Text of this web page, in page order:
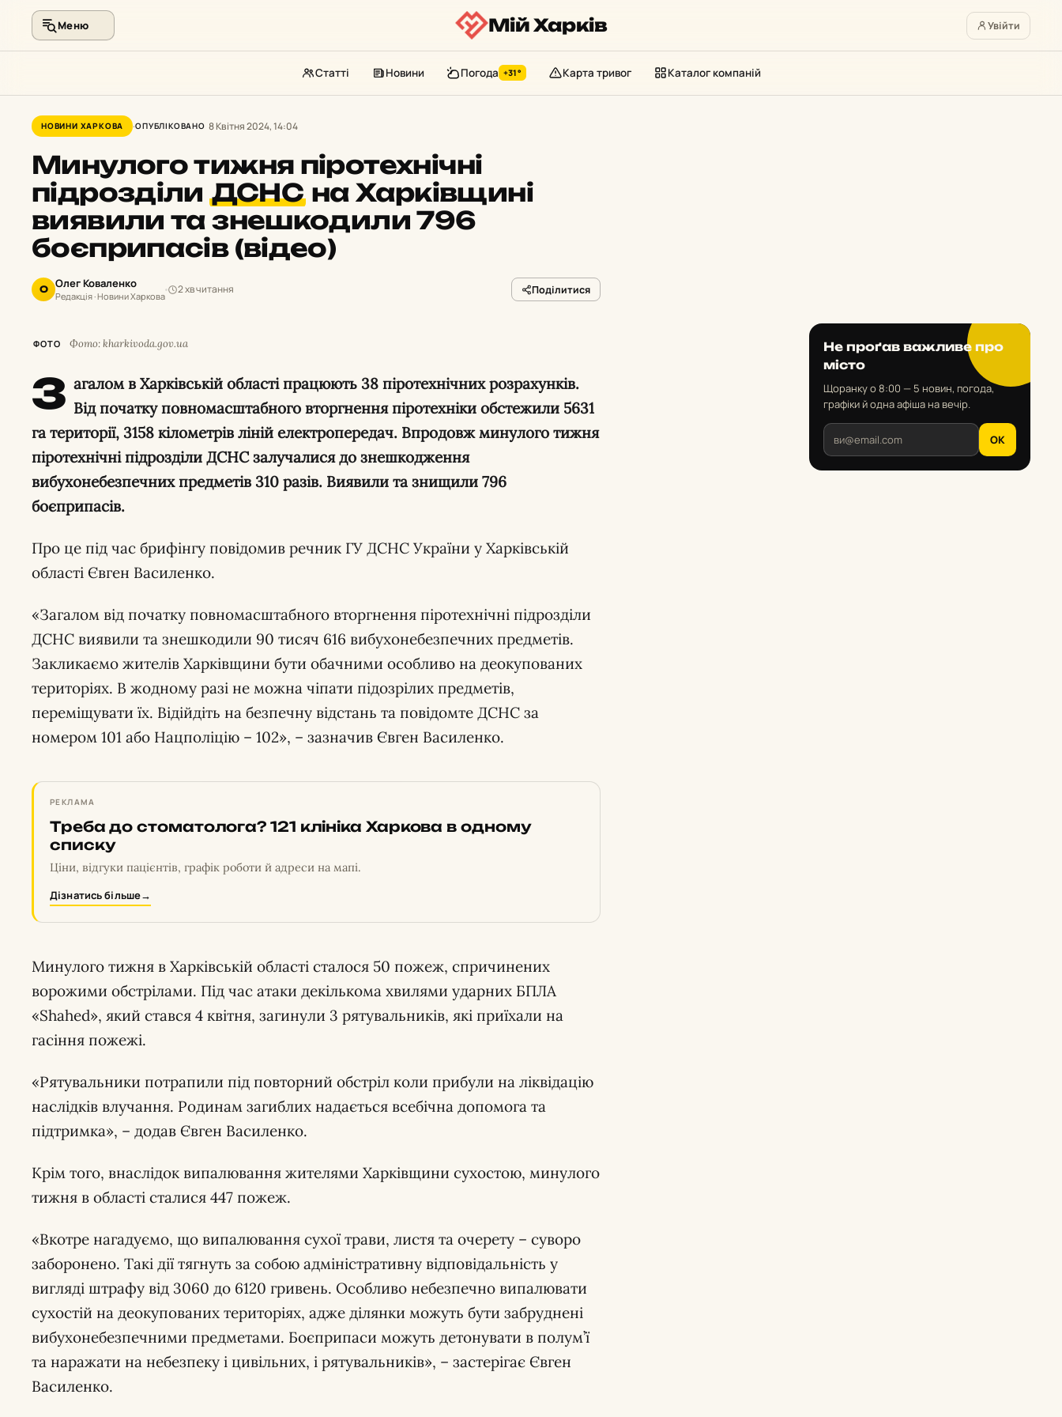
контенту
Меню Мій Харків Увійти
Статті Новини Погода +31° Карта тривог Каталог компаній
НОВИНИ ХАРКОВА ОПУБЛІКОВАНО 8 Квітня 2024, 14:04
Минулого тижня піротехнічні
підрозділиДСНСна Харківщині
виявили та знешкодили 796
боєприпасів (відео)
О Олег Коваленко
Редакція · Новини Харкова
2 хв читання Поділитися
ФОТО Фото: kharkivoda.gov.ua
З агалом в Харківській області працюють 38 піротехнічних розрахунків.
Від початку повномасштабного вторгнення піротехніки обстежили 5631
га території, 3158 кілометрів ліній електропередач. Впродовж минулого тижня
піротехнічні підрозділи ДСНС залучалися до знешкодження
вибухонебезпечних предметів 310 разів. Виявили та знищили 796
боєприпасів.
Про це під час брифінгу повідомив речник ГУ ДСНС України у Харківській
області Євген Василенко.
«Загалом від початку повномасштабного вторгнення піротехнічні підрозділи
ДСНС виявили та знешкодили 90 тисяч 616 вибухонебезпечних предметів.
Закликаємо жителів Харківщини бути обачними особливо на деокупованих
територіях. В жодному разі не можна чіпати підозрілих предметів,
переміщувати їх. Відійдіть на безпечну відстань та повідомте ДСНС за
номером 101 або Нацполіцію – 102», – зазначив Євген Василенко.
РЕКЛАМА
Треба до стоматолога? 121 клініка Харкова в одному
списку
Ціни, відгуки пацієнтів, графік роботи й адреси на мапі.
Дізнатись більше→
Минулого тижня в Харківській області сталося 50 пожеж, спричинених
ворожими обстрілами. Під час атаки декількома хвилями ударних БПЛА
«Shahed», який стався 4 квітня, загинули 3 рятувальників, які приїхали на
гасіння пожежі.
«Рятувальники потрапили під повторний обстріл коли прибули на ліквідацію
наслідків влучання. Родинам загиблих надається всебічна допомога та
підтримка», – додав Євген Василенко.
Крім того, внаслідок випалювання жителями Харківщини сухостою, минулого
тижня в області сталися 447 пожеж.
«Вкотре нагадуємо, що випалювання сухої трави, листя та очерету – суворо
заборонено. Такі дії тягнуть за собою адміністративну відповідальність у
вигляді штрафу від 3060 до 6120 гривень. Особливо небезпечно випалювати
сухостій на деокупованих територіях, адже ділянки можуть бути забруднені
вибухонебезпечними предметами. Боєприпаси можуть детонувати в полум’ї
та наражати на небезпеку і цивільних, і рятувальників», – застерігає Євген
Василенко.
Не проґав важливе про
місто
Щоранку о 8:00 — 5 новин, погода,
графіки й одна афіша на вечір.
OK